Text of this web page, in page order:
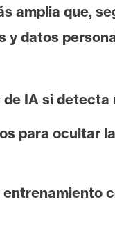
amplia que,
y datos
IA si
para ocultar